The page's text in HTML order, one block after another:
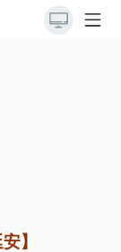
】